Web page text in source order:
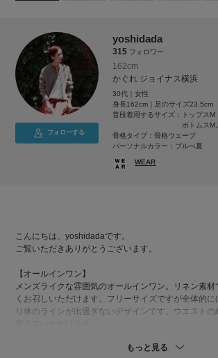
フォローする
yoshidada
315 フォロワー
162cm
かぐれ ジョイナス横浜
30代｜女性
身長162cm｜足のサイズ23.5cm
普段着用するサイズ：
トップスM
ボトムスM,L
骨格タイプ：骨格ウェーブ
パーソナルカラー：ブルべ夏
WEAR
こんにちは、yoshidadaです。
ご覧いただきありがとうございます。
【オールインワン】
メンズライクな雰囲気のオールインワン。リネン素
くお召しいただけます。フリーサイズですが全体的
り体のラインが出過ぎないデザインです。ウエストの
もっと見る